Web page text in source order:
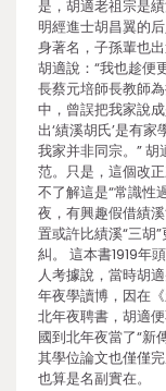
是，胡適老祖宗是
明經進士胡昌翼的
身著名，子孫輩也
胡適說：“我也趁便
長蔡元培師長教師
中，曾誤把我家說
出‘績溪胡氏’是有
我家并非同宗。”
范。只是，這個改
不了解這是“常識性
夜，有興趣假借績
置或許比績溪“三胡
糾。 這本書1919年
人考據說，當時胡
年夜學讀博，因在
北年夜聘書，胡適
國到北年夜當了“新
其學位論文也僅僅
也算是名副實在。